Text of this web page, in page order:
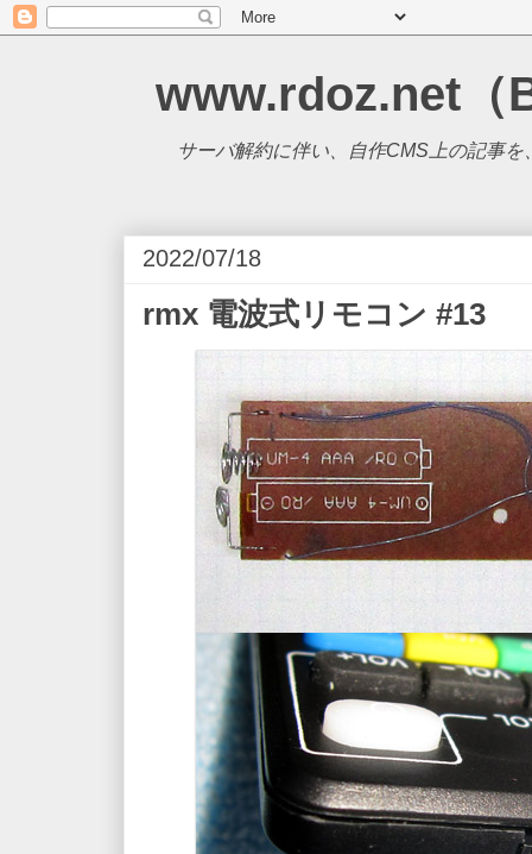
www.rdoz.net（
サーバ解約に伴い、自作CMS上の記事を
2022/07/18
rmx 電波式リモコン #13